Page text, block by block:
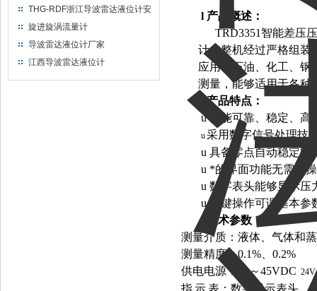
装方法
THG-RDF浙江导波雷达液位计安
装方法
旋进旋涡流量计
导波雷达液位计厂家
江西导波雷达液位计
l 产品概述：
TRD3351智能差压
计，整机经过严格组装
应用于石油、化工、钢
测量，能够适用于各种
产品特点：
u
性能可靠、稳定、
u采用数字信号处理技
u 具备零点自动稳定跟
u *的界面功能无需手
u 数字表头能够显示压
u
按键操作可调基本
l
技术参数：
测量介质：液体、气体和
测量精度：0.1%、
供电电源：12～45VDC
指 示表：数字显示表头